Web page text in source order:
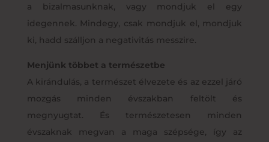
a bizalmasunknak, vagy mondjuk el egy
idegennek. Mindegy, csak mondjuk el, mondjuk
ki, hadd szálljon a negativitás messzire.
Menjünk többet a természetbe
A kirándulás, a természet élvezete és az ezzel járó
mozgás minden évszakban feltölt és
megnyugtat. És természetesen minden
évszaknak megvan a maga szépsége, így az